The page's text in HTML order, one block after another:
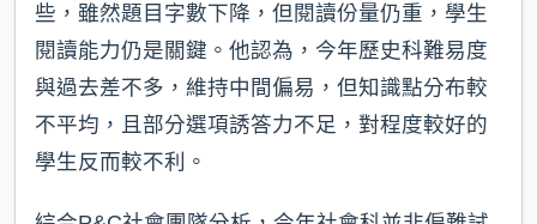
些，雖然題目字數下降，但閱讀份量仍重，學生
閱讀能力仍是關鍵。他認為，今年歷史科難易度
與過去差不多，維持中間偏易，但知識點分布較
不平均，且部分選項誘答力不足，對程度較好的
學生反而較不利。